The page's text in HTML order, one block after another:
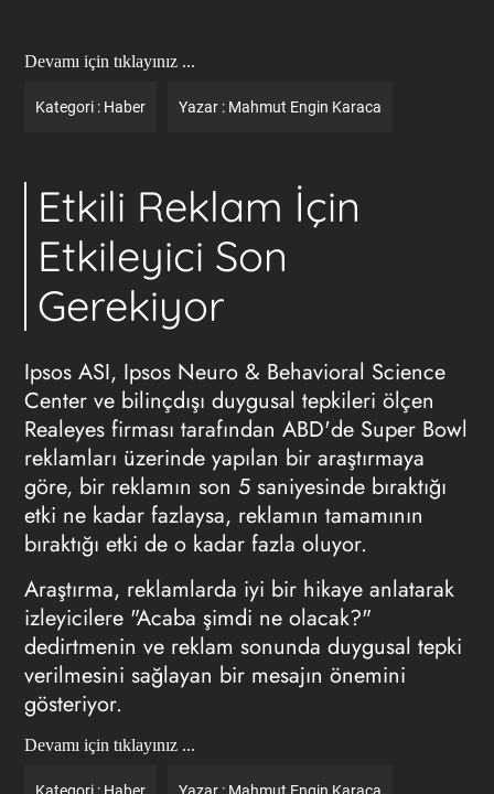
Devamı için tıklayınız ...
Kategori : Haber Yazar : Mahmut Engin Karaca
Etkili Reklam İçin
Etkileyici Son
Gerekiyor
Ipsos ASI, Ipsos Neuro & Behavioral Science
Center ve bilinçdışı duygusal tepkileri ölçen
Realeyes firması tarafından ABD'de Super Bowl
reklamları üzerinde yapılan bir araştırmaya
göre, bir reklamın son 5 saniyesinde bıraktığı
etki ne kadar fazlaysa, reklamın tamamının
bıraktığı etki de o kadar fazla oluyor.
Araştırma, reklamlarda iyi bir hikaye anlatarak
izleyicilere "Acaba şimdi ne olacak?"
dedirtmenin ve reklam sonunda duygusal tepki
verilmesini sağlayan bir mesajın önemini
gösteriyor.
Devamı için tıklayınız ...